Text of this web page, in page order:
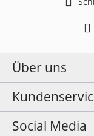
Über uns
Social Media